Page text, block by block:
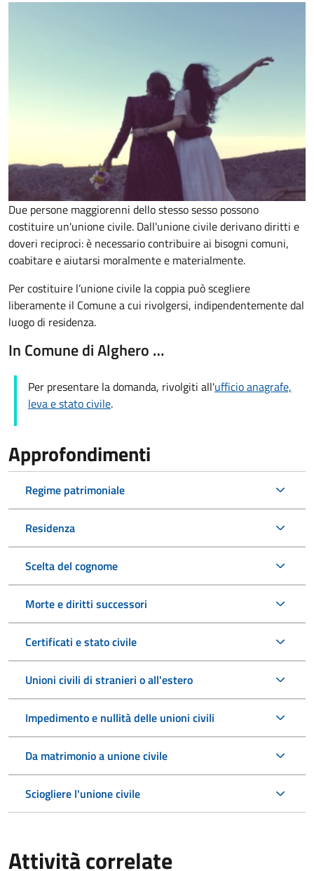
Due persone maggiorenni dello stesso sesso possono
costituire un'unione civile. Dall'unione civile derivano diritti e
doveri reciproci: è necessario contribuire ai bisogni comuni,
coabitare e aiutarsi moralmente e materialmente.
Per costituire l’unione civile la coppia può scegliere
liberamente il Comune a cui rivolgersi, indipendentemente dal
luogo di residenza.
In Comune di Alghero …
Per presentare la domanda, rivolgiti all'ufficio anagrafe,
leva e stato civile.
Approfondimenti
Regime patrimoniale
Residenza
Scelta del cognome
Morte e diritti successori
Certificati e stato civile
Unioni civili di stranieri o all'estero
Impedimento e nullità delle unioni civili
Da matrimonio a unione civile
Sciogliere l'unione civile
Attività correlate